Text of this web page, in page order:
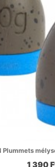
Plummets
1 390